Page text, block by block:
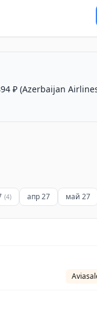
₽ (Azerbaijan
(4) апр 27 май 27